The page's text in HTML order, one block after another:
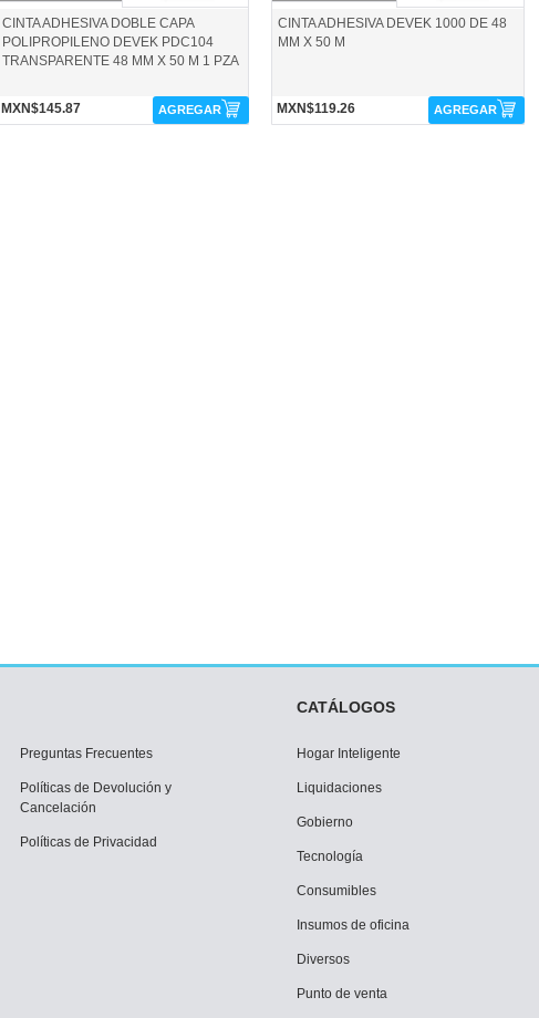
CINTA ADHESIVA DOBLE CAPA
POLIPROPILENO DEVEK PDC104
TRANSPARENTE 48 MM X 50 M 1 PZA
MXN$145.87 AGREGAR
CINTA ADHESIVA DEVEK 1000 DE 48
MM X 50 M
MXN$119.26 AGREGAR
Preguntas Frecuentes
Políticas de Devolución y
Cancelación
Políticas de Privacidad
CATÁLOGOS
Hogar Inteligente
Liquidaciones
Gobierno
Tecnología
Consumibles
Insumos de oficina
Diversos
Punto de venta